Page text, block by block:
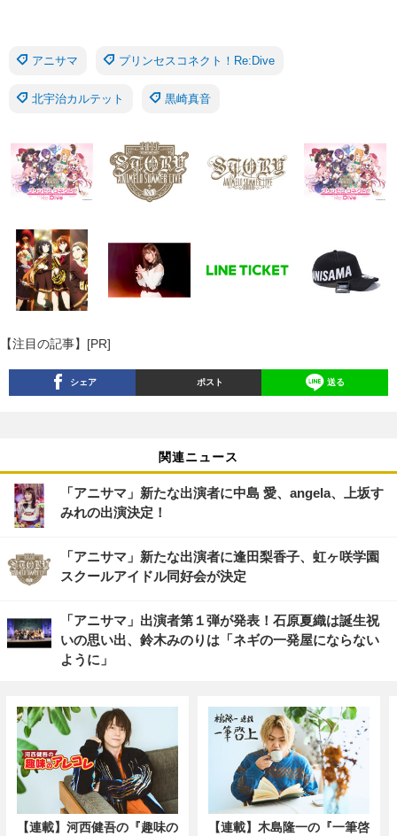
アニサマ プリンセスコネクト！Re:Dive
北宇治カルテット 黒崎真音
【注目の記事】[PR]
シェア ポスト 送る
関連ニュース
「アニサマ」新たな出演者に中島 愛、angela、上坂す
みれの出演決定！
「アニサマ」新たな出演者に逢田梨香子、虹ヶ咲学園
スクールアイドル同好会が決定
「アニサマ」出演者第１弾が発表！石原夏織は誕生祝
いの思い出、鈴木みのりは「ネギの一発屋にならない
ように」
【連載】河西健吾の『趣味の
【連載】木島隆一の『一筆啓